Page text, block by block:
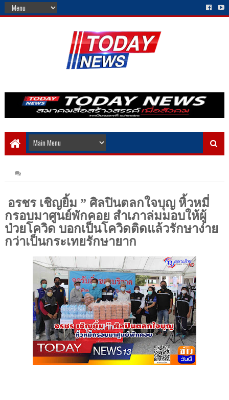
อรชร เชิญยิ้ม ” ศิลปินตลกใจบุญ หิ้วหมี่
กรอบมาศูนย์พักคอย สำเภาล่มมอบให้ผู้
ป่วยโควิด บอกเป็นโควิดติดแล้วรักษาง่าย
กว่าเป็นกระเทยรักษายาก